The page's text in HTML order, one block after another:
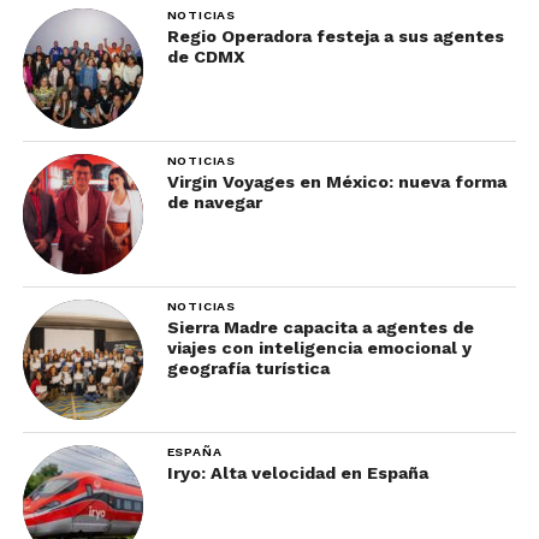
8. Parque Nacional Katmai:
Famoso por sus osos pardos, sus paisajes
volcánicos y sus aguas termales. La mejor
temporada para visitar es de junio a septiembre. El
viajero ideal ama la fotografía de vida silvestre y
las caminatas escénicas. Sitio web:
www.nps.gov/katm
NOTICIAS
Regio Operadora festeja a sus agentes
de CDMX
NOTICIAS
Virgin Voyages en México: nueva forma
de navegar
NOTICIAS
Sierra Madre capacita a agentes de
viajes con inteligencia emocional y
geografía turística
ESPAÑA
Iryo: Alta velocidad en España